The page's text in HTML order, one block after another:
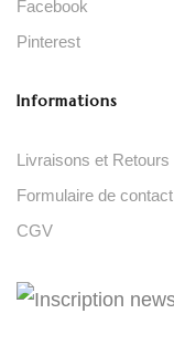
Facebook
Pinterest
Informations
Livraisons et Retours
Formulaire de contact
CGV